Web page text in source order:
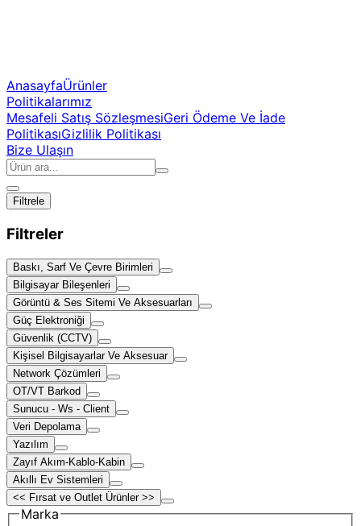
AnasayfaÜrünler
Politikalarımız
Mesafeli Satış SözleşmesiGeri Ödeme Ve İade
PolitikasıGizlilik Politikası
Bize Ulaşın
Filtrele
Filtreler
Baskı, Sarf Ve Çevre Birimleri
Bilgisayar Bileşenleri
Görüntü & Ses Sitemi Ve Aksesuarları
Güç Elektroniği
Güvenlik (CCTV)
Kişisel Bilgisayarlar Ve Aksesuar
Network Çözümleri
OT/VT Barkod
Sunucu - Ws - Client
Veri Depolama
Yazılım
Zayıf Akım-Kablo-Kabin
Akıllı Ev Sistemleri
<< Fırsat ve Outlet Ürünler >>
Marka